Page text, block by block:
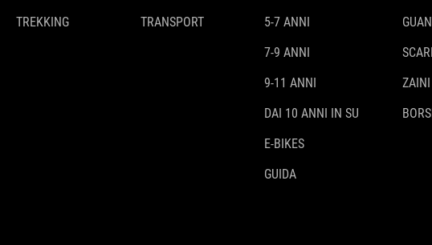
TREKKING
TRANSPORT
5-7 ANNI
7-9 ANNI
9-11 ANNI
DAI 10 ANNI IN SU
E-BIKES
GUIDA
ZAINI